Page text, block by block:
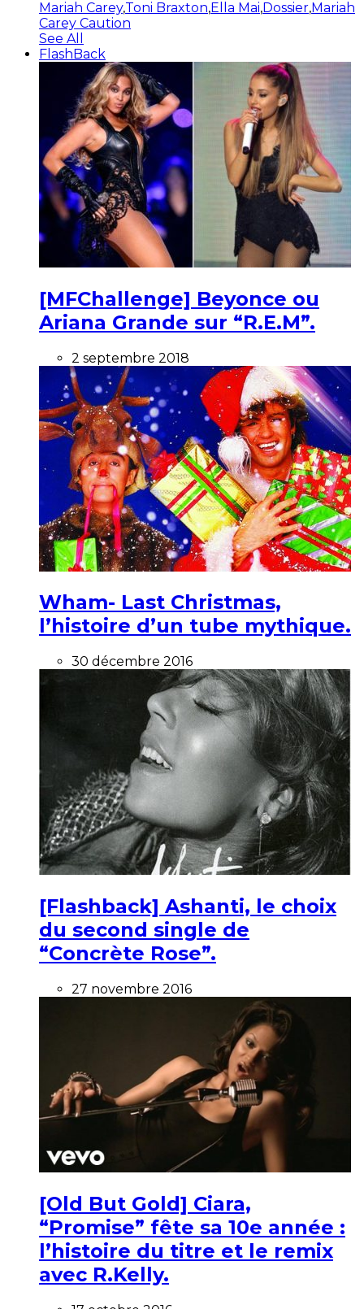
Mariah Carey,Toni Braxton,Ella Mai,Dossier,Mariah
Carey Caution
See All
FlashBack
[MFChallenge] Beyonce ou
Ariana Grande sur “R.E.M”.
2 septembre 2018
Wham- Last Christmas,
l’histoire d’un tube mythique.
30 décembre 2016
[Flashback] Ashanti, le choix
du second single de
“Concrète Rose”.
27 novembre 2016
[Old But Gold] Ciara,
“Promise” fête sa 10e année :
l’histoire du titre et le remix
avec R.Kelly.